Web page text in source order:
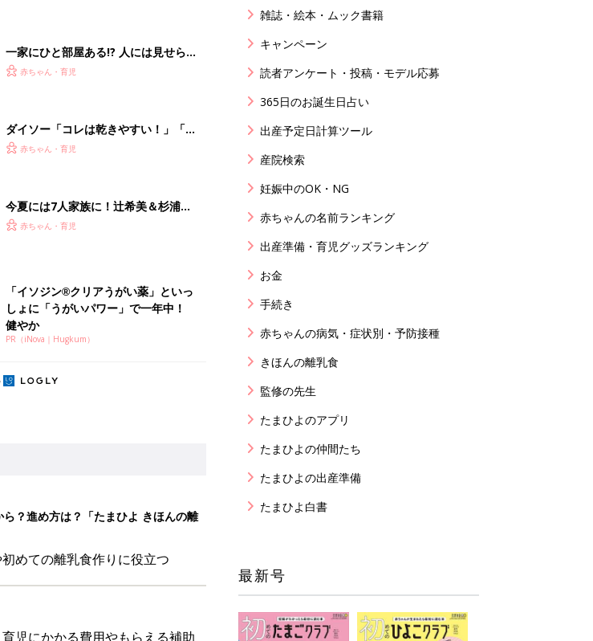
しょに「うがいパワー」で一年中！
健やか
PR（iNova｜Hugkum）
ら？進め方は？「たまひよ きほんの離
初めての離乳食作りに役立つ
育児にかかる費用やもらえる補助
説
超優秀！トラベルグッズ4選
目」って何？「魔の3カ月」もある
雑誌・絵本・ムック書籍
キャンペーン
読者アンケート・投稿・モデル応募
365日のお誕生日占い
出産予定日計算ツール
産院検索
妊娠中のOK・NG
赤ちゃんの名前ランキング
出産準備・育児グッズランキング
お金
手続き
赤ちゃんの病気・症状別・予防接種
きほんの離乳食
監修の先生
たまひよのアプリ
たまひよの仲間たち
たまひよの出産準備
たまひよ白書
最新号